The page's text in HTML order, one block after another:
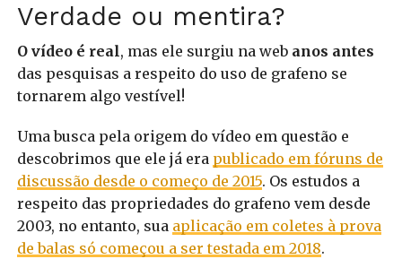
Verdade ou mentira?
O vídeo é real, mas ele surgiu na web anos antes
das pesquisas a respeito do uso de grafeno se
tornarem algo vestível!
Uma busca pela origem do vídeo em questão e
descobrimos que ele já era publicado em fóruns de
discussão desde o começo de 2015. Os estudos a
respeito das propriedades do grafeno vem desde
2003, no entanto, sua aplicação em coletes à prova
de balas só começou a ser testada em 2018.